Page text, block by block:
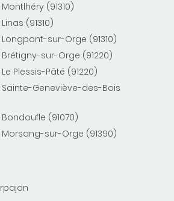
(91310)
(91310)
sur-Orge (91310)
sur-Orge (91220)
Plessis-Pâté (91220)
Geneviève-des-Bois
(91070)
sur-Orge (91390)